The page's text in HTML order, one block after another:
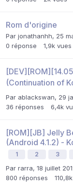
Rom d'origine
Par jonathanhh, 25
0 réponse 1,9k vues
(Continuation of
Par ablackswan, 29
36 réponses 6,4k
[ROM][JB] Jelly
(Android 4.1.2) -
1 2 3
Par rarra, 18 juillet
800 réponses 110,8k